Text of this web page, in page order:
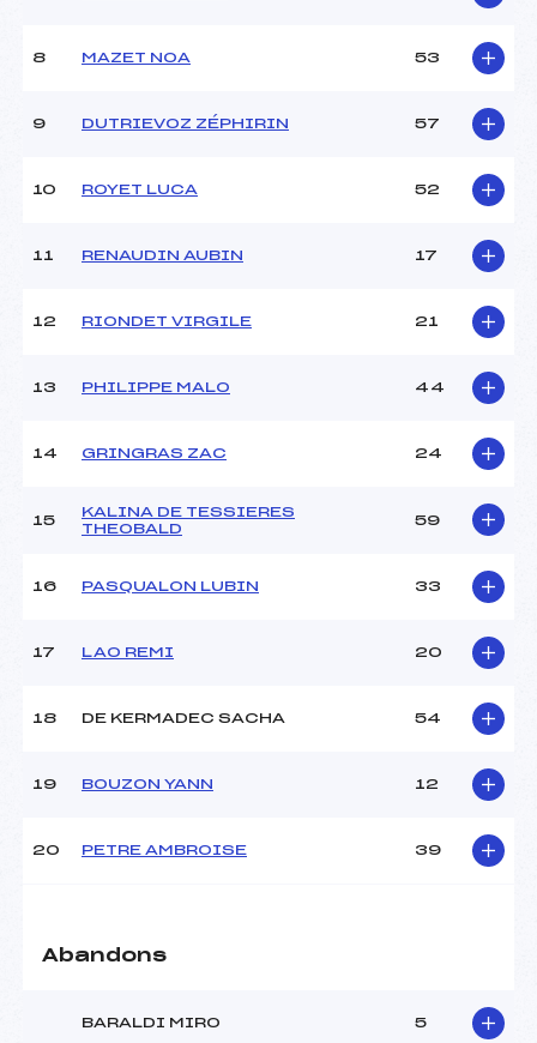
MONTORO SADOUX (DA)
Ouvreurs D :
Météo :
Nombre de portes :
36
Traceur :
DEPOILLY (DA)
GREMEN (DA)
MONTORO SADOUX (DA)
Ouvreurs C :
CHARDONNEREAU (DA)
Ouvreurs E :
Pénalité appliquée :
8 MAZET NOA 53
9 DUTRIEVOZ ZÉPHIRIN 57
10 ROYET LUCA 52
11 RENAUDIN AUBIN 17
12 RIONDET VIRGILE 21
13 PHILIPPE MALO 44
14 GRINGRAS ZAC 24
15
KALINA DE TESSIERES
THEOBALD
59
16 PASQUALON LUBIN 33
17 LAO REMI 20
18 DE KERMADEC SACHA 54
19 BOUZON YANN 12
20 PETRE AMBROISE 39
Abandons
BARALDI MIRO 5